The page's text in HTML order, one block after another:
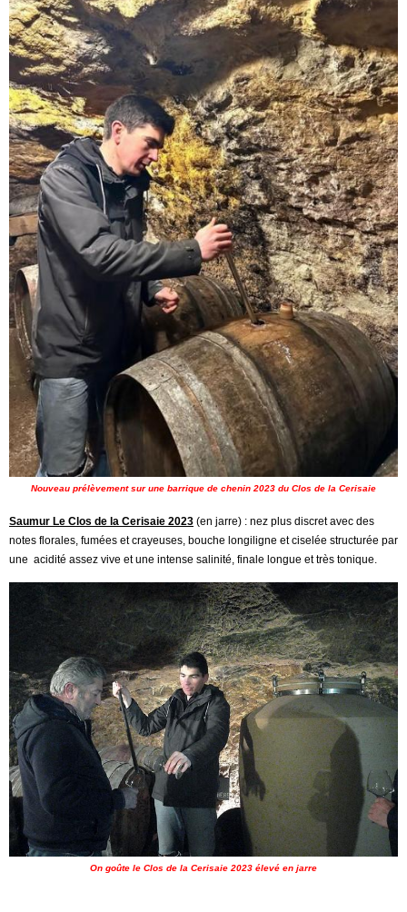
Nouveau prélèvement sur une barrique de chenin 2023 du Clos de la Cerisaie
Saumur Le Clos de la Cerisaie 2023 (en jarre) : nez plus discret avec des
notes florales, fumées et crayeuses, bouche longiligne et ciselée structurée par
une acidité assez vive et une intense salinité, finale longue et très tonique.
On goûte le Clos de la Cerisaie 2023 élevé en jarre